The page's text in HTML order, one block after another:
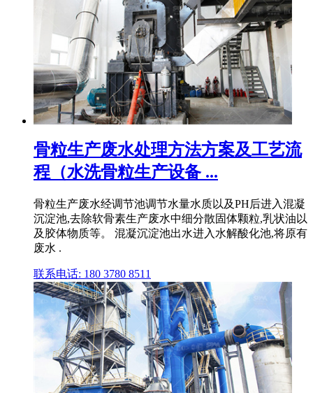
骨粒生产废水处理方法方案及工艺流
程（水洗骨粒生产设备 ...
骨粒生产废水经调节池调节水量水质以及PH后进入混凝
沉淀池,去除软骨素生产废水中细分散固体颗粒,乳状油以
及胶体物质等。 混凝沉淀池出水进入水解酸化池,将原有
废水 .
联系电话: 180 3780 8511